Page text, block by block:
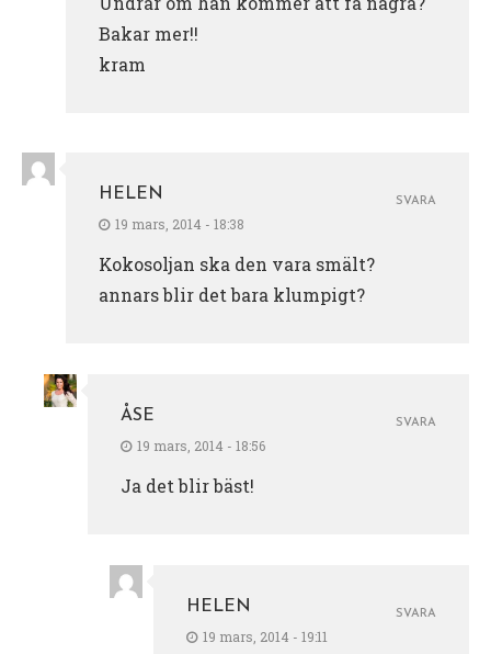
Bakar mer!!
kram
HELEN
19 mars, 2014 - 18:38
Kokosoljan ska den vara smält?
annars blir det bara klumpigt?
SVARA
ÅSE
19 mars, 2014 - 18:56
Ja det blir bäst!
SVARA
HELEN
19 mars, 2014 - 19:11
SVARA